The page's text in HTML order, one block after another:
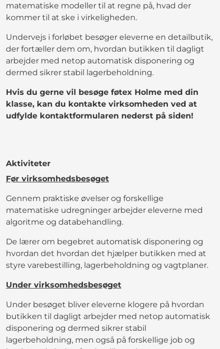
matematiske modeller til at regne på, hvad der
kommer til at ske i virkeligheden.
Undervejs i forløbet besøger eleverne en detailbutik,
der fortæller dem om, hvordan butikken til dagligt
arbejder med netop automatisk disponering og
dermed sikrer stabil lagerbeholdning.
Hvis du gerne vil besøge føtex Holme med din
klasse, kan du kontakte virksomheden ved at
udfylde kontaktformularen nederst på siden!
Aktiviteter
Før virksomhedsbesøget
Gennem praktiske øvelser og forskellige
matematiske udregninger arbejder eleverne med
algoritme og databehandling.
De lærer om begebret automatisk disponering og
hvordan det hvordan det hjælper butikken med at
styre varebestilling, lagerbeholdning og vagtplaner.
Under virksomhedsbesøget
Under besøget bliver eleverne klogere på hvordan
butikken til dagligt arbejder med netop automatisk
disponering og dermed sikrer stabil
lagerbeholdning, men også på forskellige job og